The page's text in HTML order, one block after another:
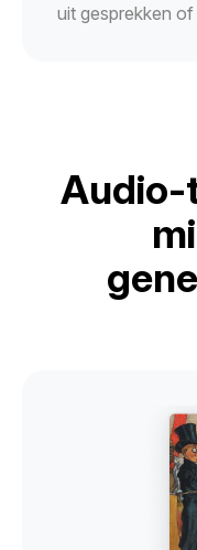
uit gesprekken
Audio-